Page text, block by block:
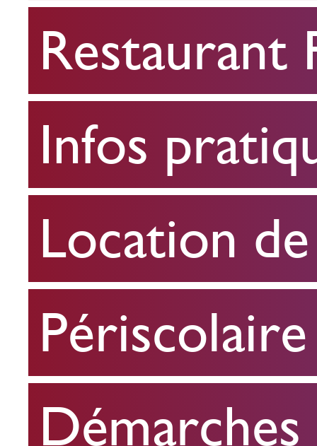
FPA
Infos
pratiques
Location
de
salle
Périscolaire
Restaurant
Infos
Location
Périscolaire